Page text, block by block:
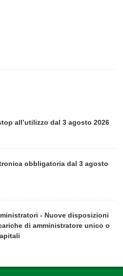
all’utilizzo dal 3 agosto 2026
obbligatoria dal 3 agosto
- Nuove disposizioni
di amministratore unico o